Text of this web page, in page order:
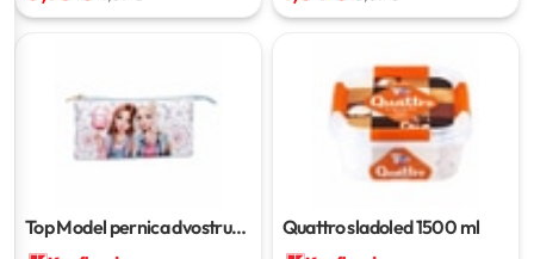
Top Model pernica dvostruka
Quattro sladoled1500 ml